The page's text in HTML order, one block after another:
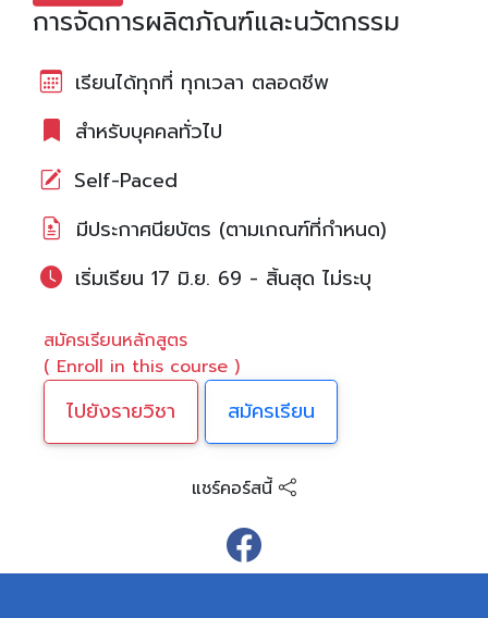
การจัดการผลิตภัณฑ์และนวัตกรรม
เรียนได้ทุกที่ ทุกเวลา ตลอดชีพ
สำหรับบุคคลทั่วไป
Self-Paced
มีประกาศนียบัตร (ตามเกณฑ์ที่กำหนด)
เริ่มเรียน 17 มิ.ย. 69 - สิ้นสุด ไม่ระบุ
สมัครเรียนหลักสูตร
( Enroll in this course )
ไปยังรายวิชา สมัครเรียน
แชร์คอร์สนี้